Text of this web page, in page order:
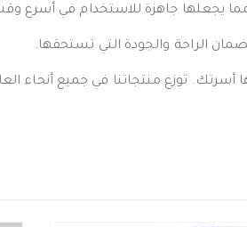
يجعلها جاهزة للاستخدام في أسرع
الراحة والجودة التي تستحقها.
أسرتك. توزع منتجاتنا في جميع أنحاء